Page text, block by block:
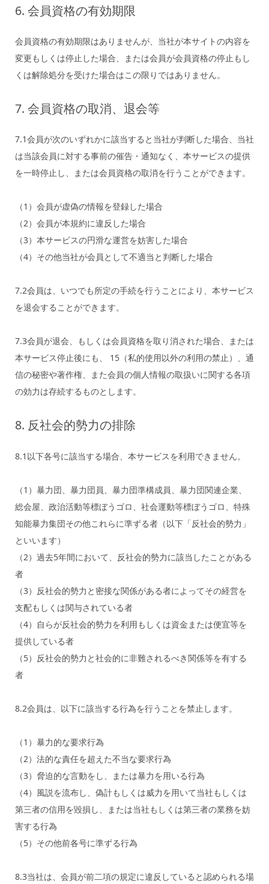
6. 会員資格の有効期限
会員資格の有効期限はありませんが、当社が本サイトの内容を
変更もしくは停止した場合、または会員が会員資格の停止もし
くは解除処分を受けた場合はこの限りではありません。
7. 会員資格の取消、退会等
7.1会員が次のいずれかに該当すると当社が判断した場合、当社
は当該会員に対する事前の催告・通知なく、本サービスの提供
を一時停止し、または会員資格の取消を行うことができます。
（1）会員が虚偽の情報を登録した場合
（2）会員が本規約に違反した場合
（3）本サービスの円滑な運営を妨害した場合
（4）その他当社が会員として不適当と判断した場合
7.2会員は、いつでも所定の手続を行うことにより、本サービス
を退会することができます。
7.3会員が退会、もしくは会員資格を取り消された場合、または
本サービス停止後にも、 15（私的使用以外の利用の禁止）、通
信の秘密や著作権、また会員の個人情報の取扱いに関する各項
の効力は存続するものとします。
8. 反社会的勢力の排除
8.1以下各号に該当する場合、本サービスを利用できません。
（1）暴力団、暴力団員、暴力団準構成員、暴力団関連企業、
総会屋、政治活動等標ぼうゴロ、社会運動等標ぼうゴロ、特殊
知能暴力集団その他これらに準ずる者（以下「反社会的勢力」
といいます）
（2）過去5年間において、反社会的勢力に該当したことがある
者
（3）反社会的勢力と密接な関係がある者によってその経営を
支配もしくは関与されている者
（4）自らが反社会的勢力を利用もしくは資金または便宜等を
提供している者
（5）反社会的勢力と社会的に非難されるべき関係等を有する
者
8.2会員は、以下に該当する行為を行うことを禁止します。
（1）暴力的な要求行為
（2）法的な責任を超えた不当な要求行為
（3）脅迫的な言動をし、または暴力を用いる行為
（4）風説を流布し、偽計もしくは威力を用いて当社もしくは
第三者の信用を毀損し、または当社もしくは第三者の業務を妨
害する行為
（5）その他前各号に準ずる行為
8.3当社は、会員が前二項の規定に違反していると認められる場